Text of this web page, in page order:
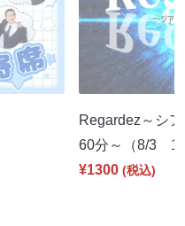
Regardez～シ
60分～（8/3
¥1300 (税込)